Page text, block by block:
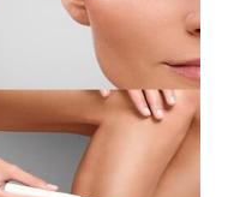
広範囲のムダ毛処
におすすめのワ
ポーチに入れて持
ち歩けるサイズ感
顔・腕・手・指
足など